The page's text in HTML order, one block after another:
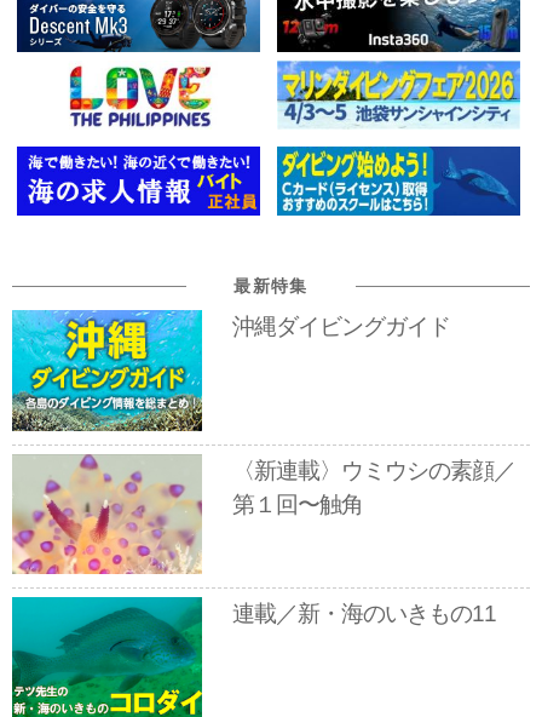
最新特集
沖縄ダイビングガイド
〈新連載〉ウミウシの素顔／
第１回〜触角
連載／新・海のいきもの11